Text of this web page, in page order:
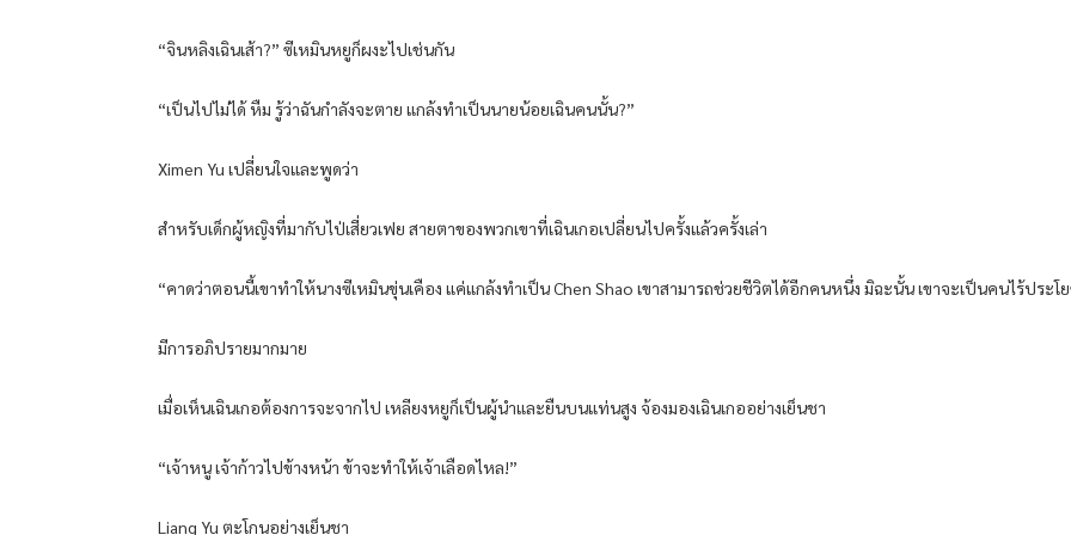
“จินหลิงเฉินเส้า?” ซีเหมินหยูก็ผงะไปเช่นกัน
“เป็นไปไม่ได้ หืม รู้ว่าฉันกำลังจะตาย แกล้งทำเป็นนายน้อยเฉินคนนั้น?”
Ximen Yu เปลี่ยนใจและพูดว่า
สำหรับเด็กผู้หญิงที่มากับไป่เสี่ยวเฟย สายตาของพวกเขาที่เฉินเกอเปลี่ยนไปครั้งแล้วครั้งเล่า
“คาดว่าตอนนี้เขาทำให้นางซีเหมินขุ่นเคือง แค่แกล้งทำเป็น Chen Shao เขาสามารถช่วยชีวิตได้อีกคนหนึ่ง มิฉะนั้น เขาจะเป็นคนไร้ประโ
มีการอภิปรายมากมาย
เมื่อเห็นเฉินเกอต้องการจะจากไป เหลียงหยูก็เป็นผู้นำและยืนบนแท่นสูง จ้องมองเฉินเกออย่างเย็นชา
“เจ้าหนู เจ้าก้าวไปข้างหน้า ข้าจะทำให้เจ้าเลือดไหล!”
Liang Yu ตะโกนอย่างเย็นชา